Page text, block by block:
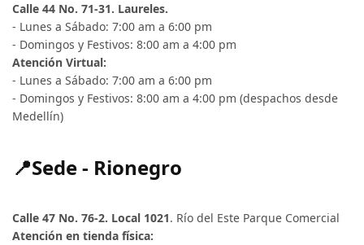
Calle 44 No. 71-31. Laureles.
- Lunes a Sábado: 7:00 am a 6:00 pm
- Domingos y Festivos: 8:00 am a 4:00 pm
Atención Virtual:
- Lunes a Sábado: 7:00 am a 6:00 pm
- Domingos y Festivos: 8:00 am a 4:00 pm (despachos desde
Medellín)
📍Sede - Rionegro
Calle 47 No. 76-2. Local 1021. Río del Este Parque Comercial
Atención en tienda física: